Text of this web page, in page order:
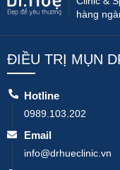
hàng
ĐIỀU TRỊ MỤN
Hotline
0989.103.202
Email
info@drhueclinic.vn